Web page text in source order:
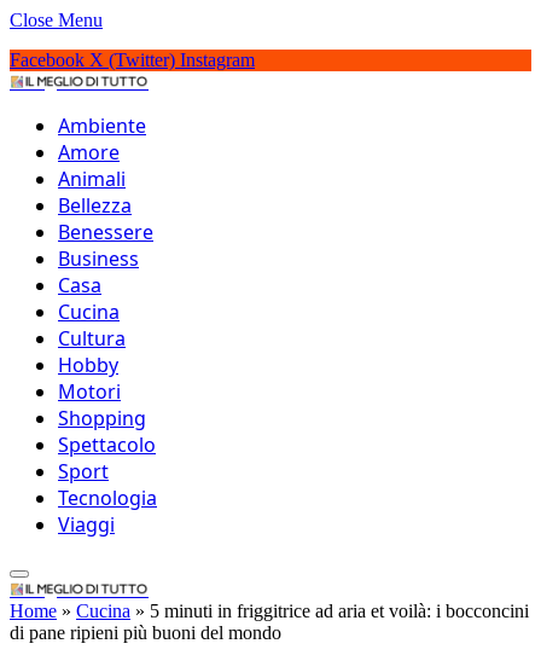
Close Menu
Facebook X (Twitter) Instagram
IlMeglioDiTutto.it
Ambiente
Amore
Animali
Bellezza
Benessere
Business
Casa
Cucina
Cultura
Hobby
Motori
Shopping
Spettacolo
Sport
Tecnologia
Viaggi
IlMeglioDiTutto.it
Home » Cucina » 5 minuti in friggitrice ad aria et voilà: i bocconcini
di pane ripieni più buoni del mondo
5 minuti in friggitrice ad
aria et voilà: i
bocconcini di pane
ripieni più buoni del